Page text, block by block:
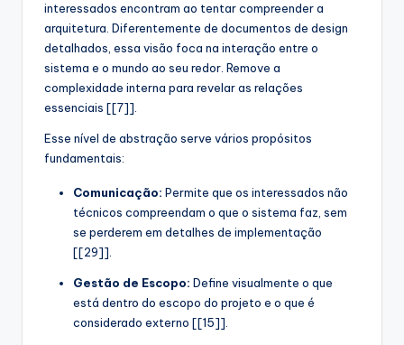
interessados encontram ao tentar compreender a
arquitetura. Diferentemente de documentos de design
detalhados, essa visão foca na interação entre o
sistema e o mundo ao seu redor. Remove a
complexidade interna para revelar as relações
essenciais [[7]].
Esse nível de abstração serve vários propósitos
fundamentais:
Comunicação: Permite que os interessados não
técnicos compreendam o que o sistema faz, sem
se perderem em detalhes de implementação
[[29]].
Gestão de Escopo: Define visualmente o que
está dentro do escopo do projeto e o que é
considerado externo [[15]].